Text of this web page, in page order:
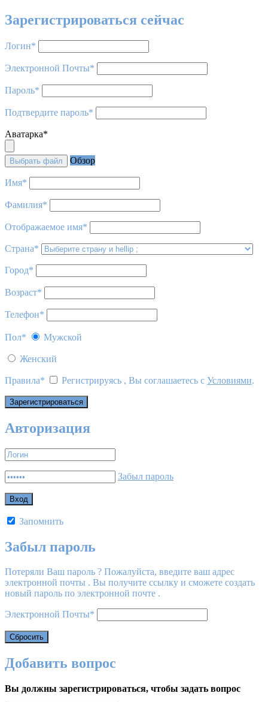
Зарегистрироваться сейчас
Логин*
Электронной Почты*
Пароль*
Подтвердите пароль*
Аватарка*
Выбрать файл Обзор
Имя*
Фамилия*
Отображаемое имя*
Страна*
Город*
Возраст*
Телефон*
Пол* Мужской
Женский
Правила* Регистрируясь , Вы соглашаетесь с Условиями.
Авторизация
Забыл пароль
Запомнить
Забыл пароль
Потеряли Ваш пароль ? Пожалуйста, введите ваш адрес
электронной почты . Вы получите ссылку и сможете создать
новый пароль по электронной почте .
Электронной Почты*
Добавить вопрос
Вы должны зарегистрироваться, чтобы задать вопрос